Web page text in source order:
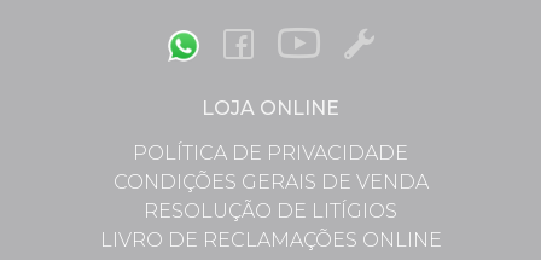
LOJA ONLINE
POLÍTICA DE PRIVACIDADE
CONDIÇÕES GERAIS DE VENDA
RESOLUÇÃO DE LITÍGIOS
LIVRO DE RECLAMAÇÕES ONLINE